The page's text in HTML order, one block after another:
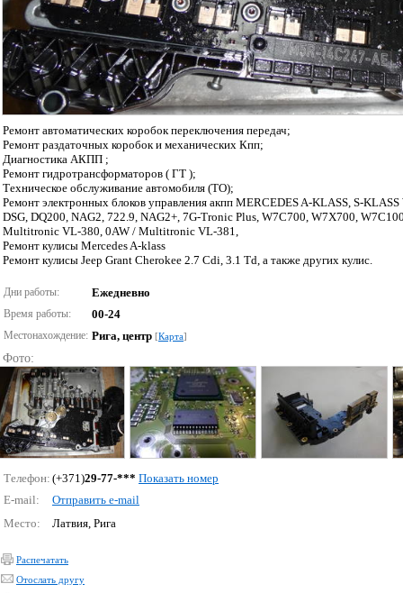
Ремонт автоматических коробок переключения передач;
Ремонт раздаточных коробок и механических Кпп;
Диагностика АКПП ;
Ремонт гидротрансформаторов ( ГТ );
Техническое обслуживание автомобиля (ТО);
Ремонт электронных блоков управления акпп MERCEDES A-KLASS, S-
DSG, DQ200, NAG2, 722.9, NAG2+, 7G-Tronic Plus, W7C700, W7X700,
Multitronic VL-380, 0AW / Multitronic VL-381,
Ремонт кулисы Mercedes A-klass
Ремонт кулисы Jeep Grant Cherokee 2.7 Cdi, 3.1 Td, а также других кулис.
Дни работы: Ежедневно
Время работы: 00-24
Местонахождение: Рига, центр [Карта]
Фото:
Телефон: (+371)29-77-*** Показать номер
E-mail:
Отправить e-mail
Место:
Латвия, Рига
Распечатать
Отослать другу